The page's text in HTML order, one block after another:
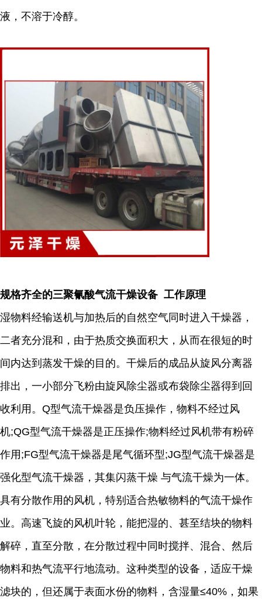
液，不溶于冷醇。
规格齐全的三聚氰酸气流干燥设备 工作原理
湿物料经输送机与加热后的自然空气同时进入干燥器，
二者充分混和，由于热质交换面积大，从而在很短的时
间内达到蒸发干燥的目的。干燥后的成品从旋风分离器
排出，一小部分飞粉由旋风除尘器或布袋除尘器得到回
收利用。Q型气流干燥器是负压操作，物料不经过风
机;QG型气流干燥器是正压操作;物料经过风机带有粉碎
作用;FG型气流干燥器是尾气循环型;JG型气流干燥器是
强化型气流干燥器，其集闪蒸干燥 与气流干燥为一体。
具有分散作用的风机，特别适合热敏物料的气流干燥作
业。高速飞旋的风机叶轮，能把湿的、甚至结块的物料
解碎，直至分散，在分散过程中同时搅拌、混合、然后
物料和热气流平行地流动。这种类型的设备，适应干燥
滤块的，但还属于表面水份的物料，含湿量≤40%，如果